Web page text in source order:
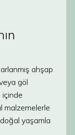
ahşap
göl
içinde
malzemelerle
yaşamla